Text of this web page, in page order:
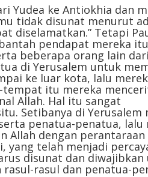
Yudea ke Antiokhia dan
tidak disunat menurut
diselamatkan.” Tetapi
pendapat mereka
beberapa orang lain
di Yerusalem untuk
ke luar kota, lalu
tempat itu mereka
Allah. Hal itu sangat
Setibanya di Yerusalem
penatua-penatua, lalu
Allah dengan perantaraan
yang telah menjadi
disunat dan
rasul-rasul dan penatua-